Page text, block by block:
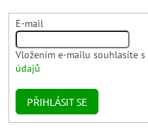
E-mail
Vložením e-mailu souhlasíte s
údajů
PŘIHLÁSIT SE